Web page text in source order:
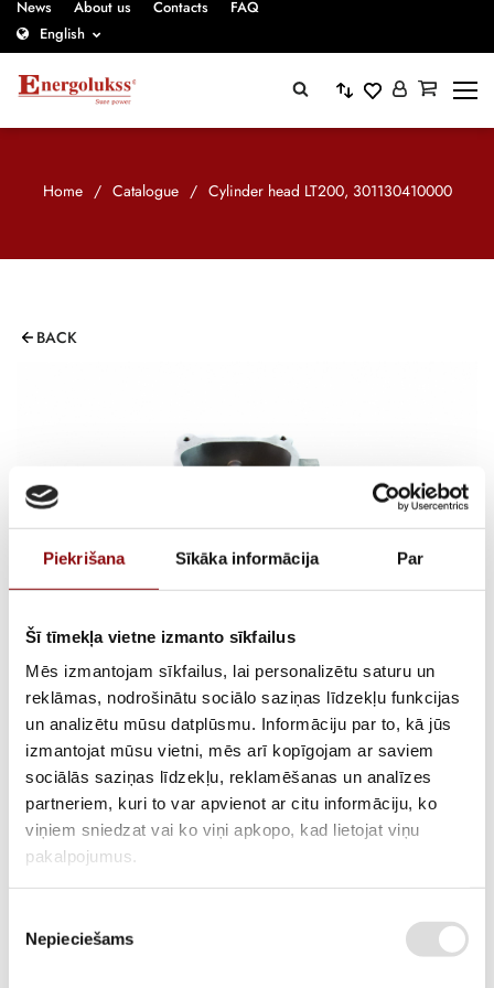
Piekrišana Sīkāka informācija Par
Šī tīmekļa vietne izmanto sīkfailus
Mēs izmantojam sīkfailus, lai personalizētu saturu un
reklāmas, nodrošinātu sociālo saziņas līdzekļu funkcijas
un analizētu mūsu datplūsmu. Informāciju par to, kā jūs
izmantojat mūsu vietni, mēs arī kopīgojam ar saviem
sociālās saziņas līdzekļu, reklamēšanas un analīzes
partneriem, kuri to var apvienot ar citu informāciju, ko
viņiem sniedzat vai ko viņi apkopo, kad lietojat viņu
pakalpojumus.
izvēle
Nepieciešams
News About us Contacts
FAQ
English
Home / Catalogue / Cylinder head LT200, 301130410000
BACK
Cylinder head LT200,
301130410000
AVAILABILITY
211300063
301130410000